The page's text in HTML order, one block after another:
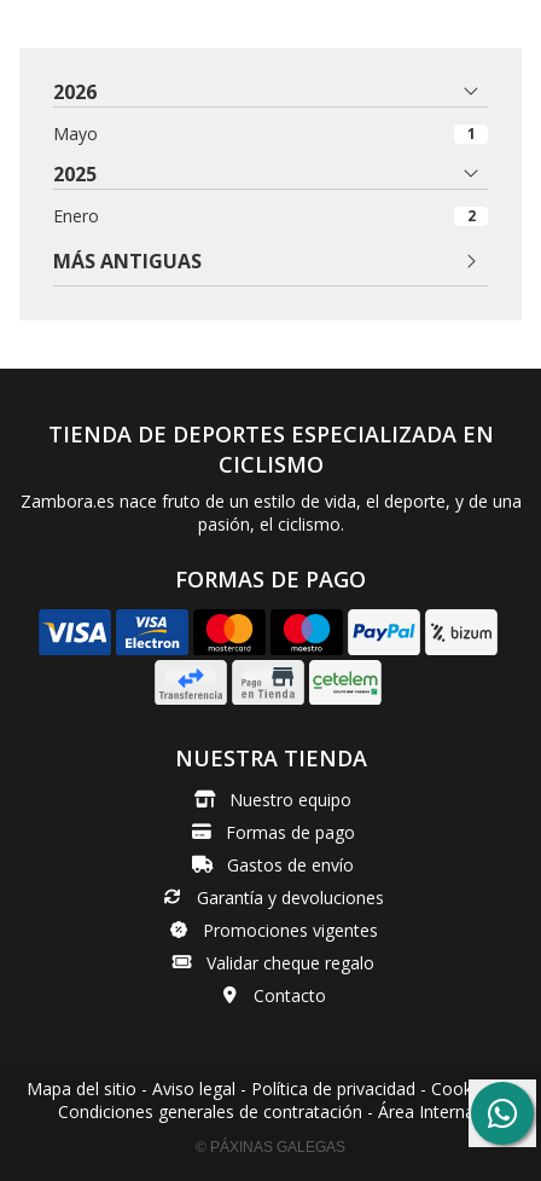
2026
Mayo 1
2025
Enero 2
MÁS ANTIGUAS
TIENDA DE DEPORTES ESPECIALIZADA EN
CICLISMO
Zambora.es nace fruto de un estilo de vida, el deporte, y de una
pasión, el ciclismo.
FORMAS DE PAGO
NUESTRA TIENDA
Nuestro equipo
Formas de pago
Gastos de envío
Garantía y devoluciones
Promociones vigentes
Validar cheque regalo
Contacto
Mapa del sitio - Aviso legal - Política de privacidad - Cookies-
Condiciones generales de contratación - Área Interna
© PÁXINAS GALEGAS